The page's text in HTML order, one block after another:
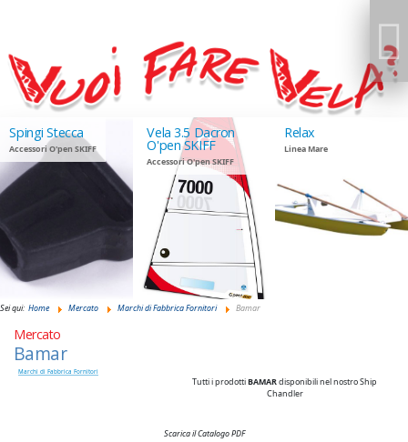
Spingi Stecca
Accessori O'pen SKIFF
Vela 3.5 Dacron
O'pen SKIFF
Accessori O'pen SKIFF
Relax
Linea Mare
Sei qui: Home Mercato Marchi di Fabbrica Fornitori Bamar
Mercato
Bamar
Marchi di Fabbrica Fornitori
Tutti i prodottiBAMARdisponibili nel nostro Ship
Chandler
Scarica il Catalogo PDF